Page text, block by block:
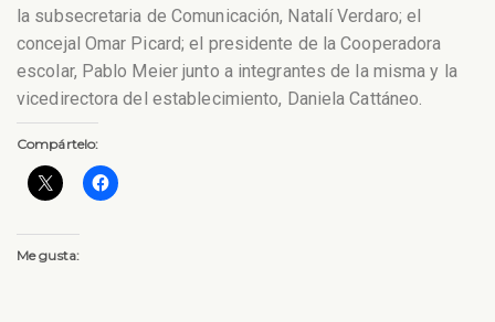
la subsecretaria de Comunicación, Natalí Verdaro; el
concejal Omar Picard; el presidente de la Cooperadora
escolar, Pablo Meier junto a integrantes de la misma y la
vicedirectora del establecimiento, Daniela Cattáneo.
Compártelo:
Me gusta: